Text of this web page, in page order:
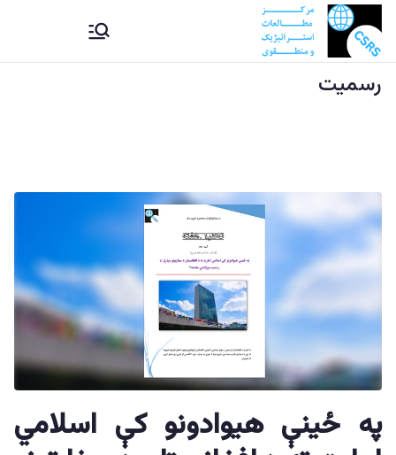
to
content
CSRS |
استراتیژيک
و منطقوی |
د
ستراتېژیکو
او سیمه
ییزو څېړنو
مرکز مطالعات استراتیژيک و
منطقوی دستراتېژیکو او
رسمیت
په ځینې هیوادونو کې اسلامي